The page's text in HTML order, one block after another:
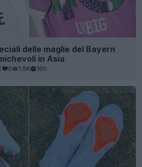
delle maglie del Bayern
in Asia
0 1.9K 16h